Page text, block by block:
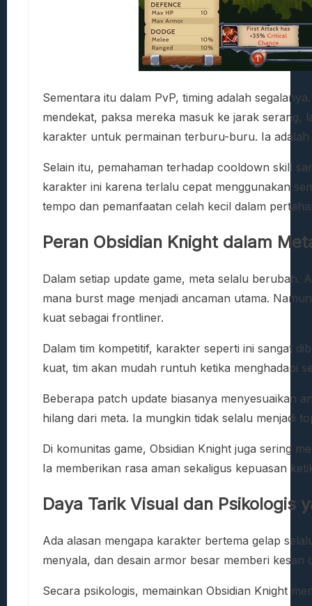
Sementara itu dalam PvP, timing adalah
mendekat, paksa mereka masuk ke jarak serang,
karakter untuk permainan terburu-buru. Ia
Selain itu, pemahaman terhadap cooldown skill
karakter ini karena terlalu cepat menggunakan
tempo dan pemanfaatan celah kecil dalam
Peran Obsidian Knight dalam
Dalam setiap update game, meta selalu berubah.
mana burst mage menjadi ancaman utama.
kuat sebagai frontliner.
Dalam tim kompetitif, karakter seperti ini sangat
kuat, tim akan mudah runtuh ketika menghadapi
Beberapa patch update biasanya menyesuaikan
hilang dari meta. Ia mungkin tidak selalu menjadi
Di komunitas game, Obsidian Knight juga sering
Ia memberikan rasa aman sekaligus kepuasan
Daya Tarik Visual dan Psikologis
Ada alasan mengapa karakter bertema gelap
menyala, dan desain armor besar memberi kesan
Secara psikologis, memainkan Obsidian Knight